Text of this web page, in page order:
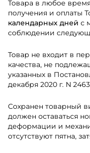
Товара в любое
получения и оплаты
календарных дней с
соблюдении
Товар не входит в
качества, не
указанных в
декабря 2020 г. N
Сохранен товарный
должен оставаться
деформации и
отсутствуют пятна,